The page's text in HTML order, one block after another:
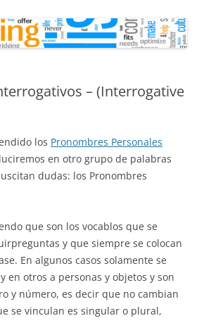
– (Interrogative
los Pronombres Personales
en otro grupo de palabras
dudas: los Pronombres
que son los vocablos que se
y que siempre se colocan
En algunos casos solamente se
en otros a personas y objetos y son
y número, es decir que no cambian
se vinculan es singular o plural,